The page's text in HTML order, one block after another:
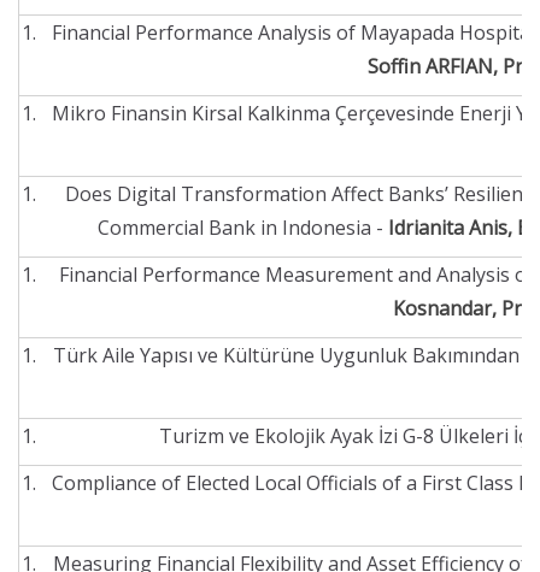
Financial Performance Analysis of Mayapada
Soffin ARFIAN,
Mikro Finansin Kirsal Kalkinma Çerçevesinde Enerji
Does Digital Transformation Affect Banks’
Commercial Bank in Indonesia - Idrianita Anis,
Financial Performance Measurement and Analysis
Kosnandar,
Türk Aile Yapısı ve Kültürüne Uygunluk
Turizm ve Ekolojik Ayak İzi G-8 Ülkeleri
Compliance of Elected Local Officials of a First
Measuring Financial Flexibility and Asset Efficiency